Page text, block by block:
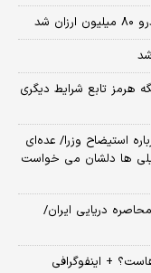
شد
هرمز تابع شرایط دیگری
استیضاح وزرا/ عده‌ای
ها دلشان می خواست
محاصره دریایی ایران/
+ اینفوگرافی